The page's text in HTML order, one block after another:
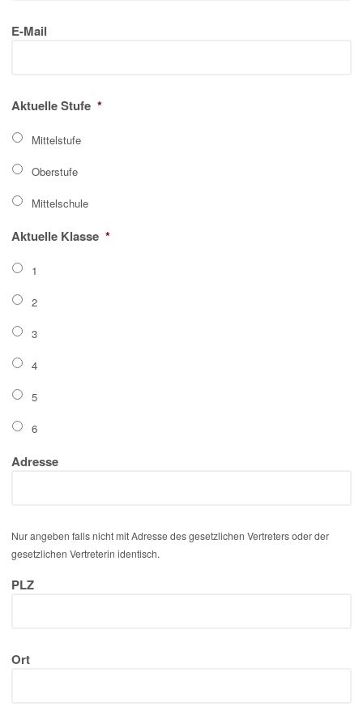
E-Mail
Aktuelle Stufe *
Mittelstufe
Oberstufe
Mittelschule
Aktuelle Klasse *
1
2
3
4
5
6
Adresse
Nur angeben falls nicht mit Adresse des gesetzlichen Vertreters oder der
gesetzlichen Vertreterin identisch.
PLZ
Ort